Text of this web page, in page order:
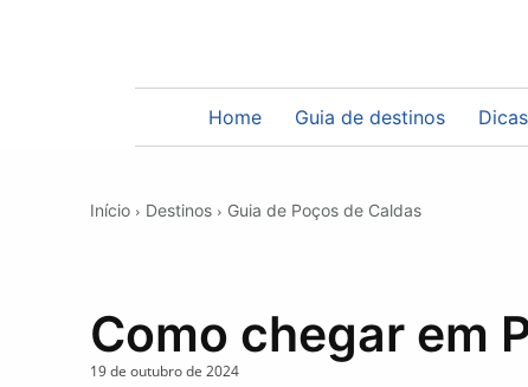
Home Guia de destinos
Início Destinos Guia de Poços de Caldas
Como chegar em
19 de outubro de 2024